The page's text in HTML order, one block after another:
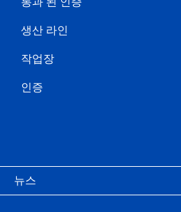
생산 라인
작업장
인증
뉴스